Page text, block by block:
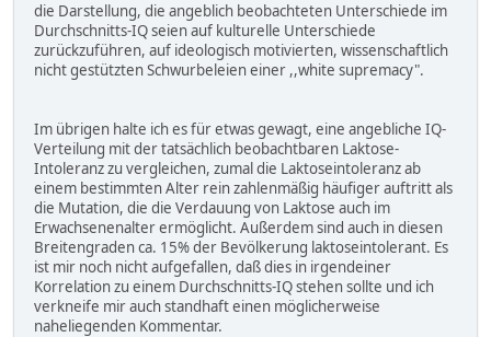
die Darstellung, die angeblich beobachteten Unterschiede im
Durchschnitts-IQ seien auf kulturelle Unterschiede
zurückzuführen, auf ideologisch motivierten, wissenschaftlich
nicht gestützten Schwurbeleien einer ,,white supremacy".
Im übrigen halte ich es für etwas gewagt, eine angebliche IQ-
Verteilung mit der tatsächlich beobachtbaren Laktose-
Intoleranz zu vergleichen, zumal die Laktoseintoleranz ab
einem bestimmten Alter rein zahlenmäßig häufiger auftritt als
die Mutation, die die Verdauung von Laktose auch im
Erwachsenenalter ermöglicht. Außerdem sind auch in diesen
Breitengraden ca. 15% der Bevölkerung laktoseintolerant. Es
ist mir noch nicht aufgefallen, daß dies in irgendeiner
Korrelation zu einem Durchschnitts-IQ stehen sollte und ich
verkneife mir auch standhaft einen möglicherweise
naheliegenden Kommentar.